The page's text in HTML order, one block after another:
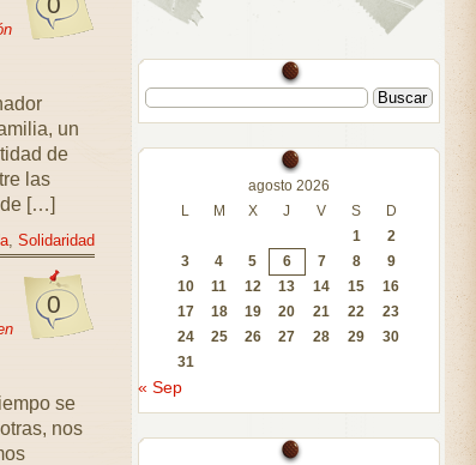
un
de
las
de […]
, Solidaridad
0
se
nos
agosto 2026
L
M X J V S
D
1
2
3
4 5 6 7 8
9
10
11 12 13 14 15
16
17
18 19 20 21 22
23
24
25 26 27 28 29
30
31
« Sep